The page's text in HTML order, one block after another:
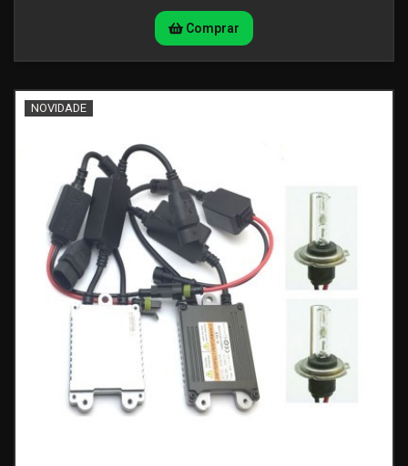
Comprar
NOVIDADE